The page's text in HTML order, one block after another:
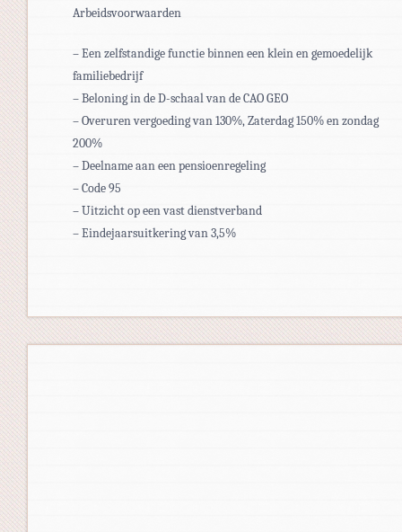
Arbeidsvoorwaarden
– Een zelfstandige functie binnen een klein en gemoedelijk
familiebedrijf
– Beloning in de D-schaal van de CAO GEO
– Overuren vergoeding van 130%, Zaterdag 150% en zondag
200%
– Deelname aan een pensioenregeling
– Code 95
– Uitzicht op een vast dienstverband
– Eindejaarsuitkering van 3,5%